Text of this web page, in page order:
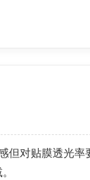
对贴膜透光